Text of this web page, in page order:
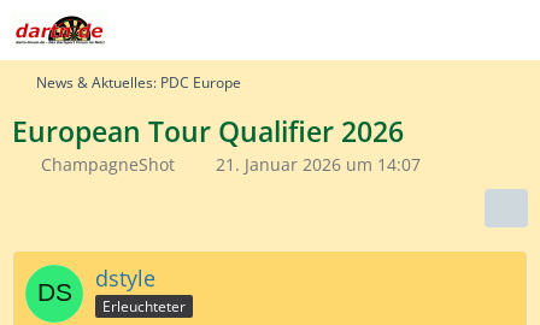
News & Aktuelles: PDC Europe
European Tour Qualifier 2026
ChampagneShot 21. Januar 2026 um 14:07
dstyle
Erleuchteter